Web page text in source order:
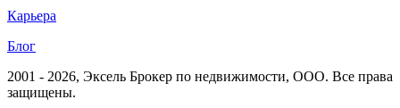
Карьера
Блог
2001 - 2026, Эксель Брокер по недвижимости, ООО. Все права
защищены.